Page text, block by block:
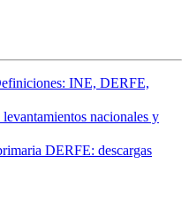
INE, DERFE,
levantamientos nacionales y
DERFE: descargas